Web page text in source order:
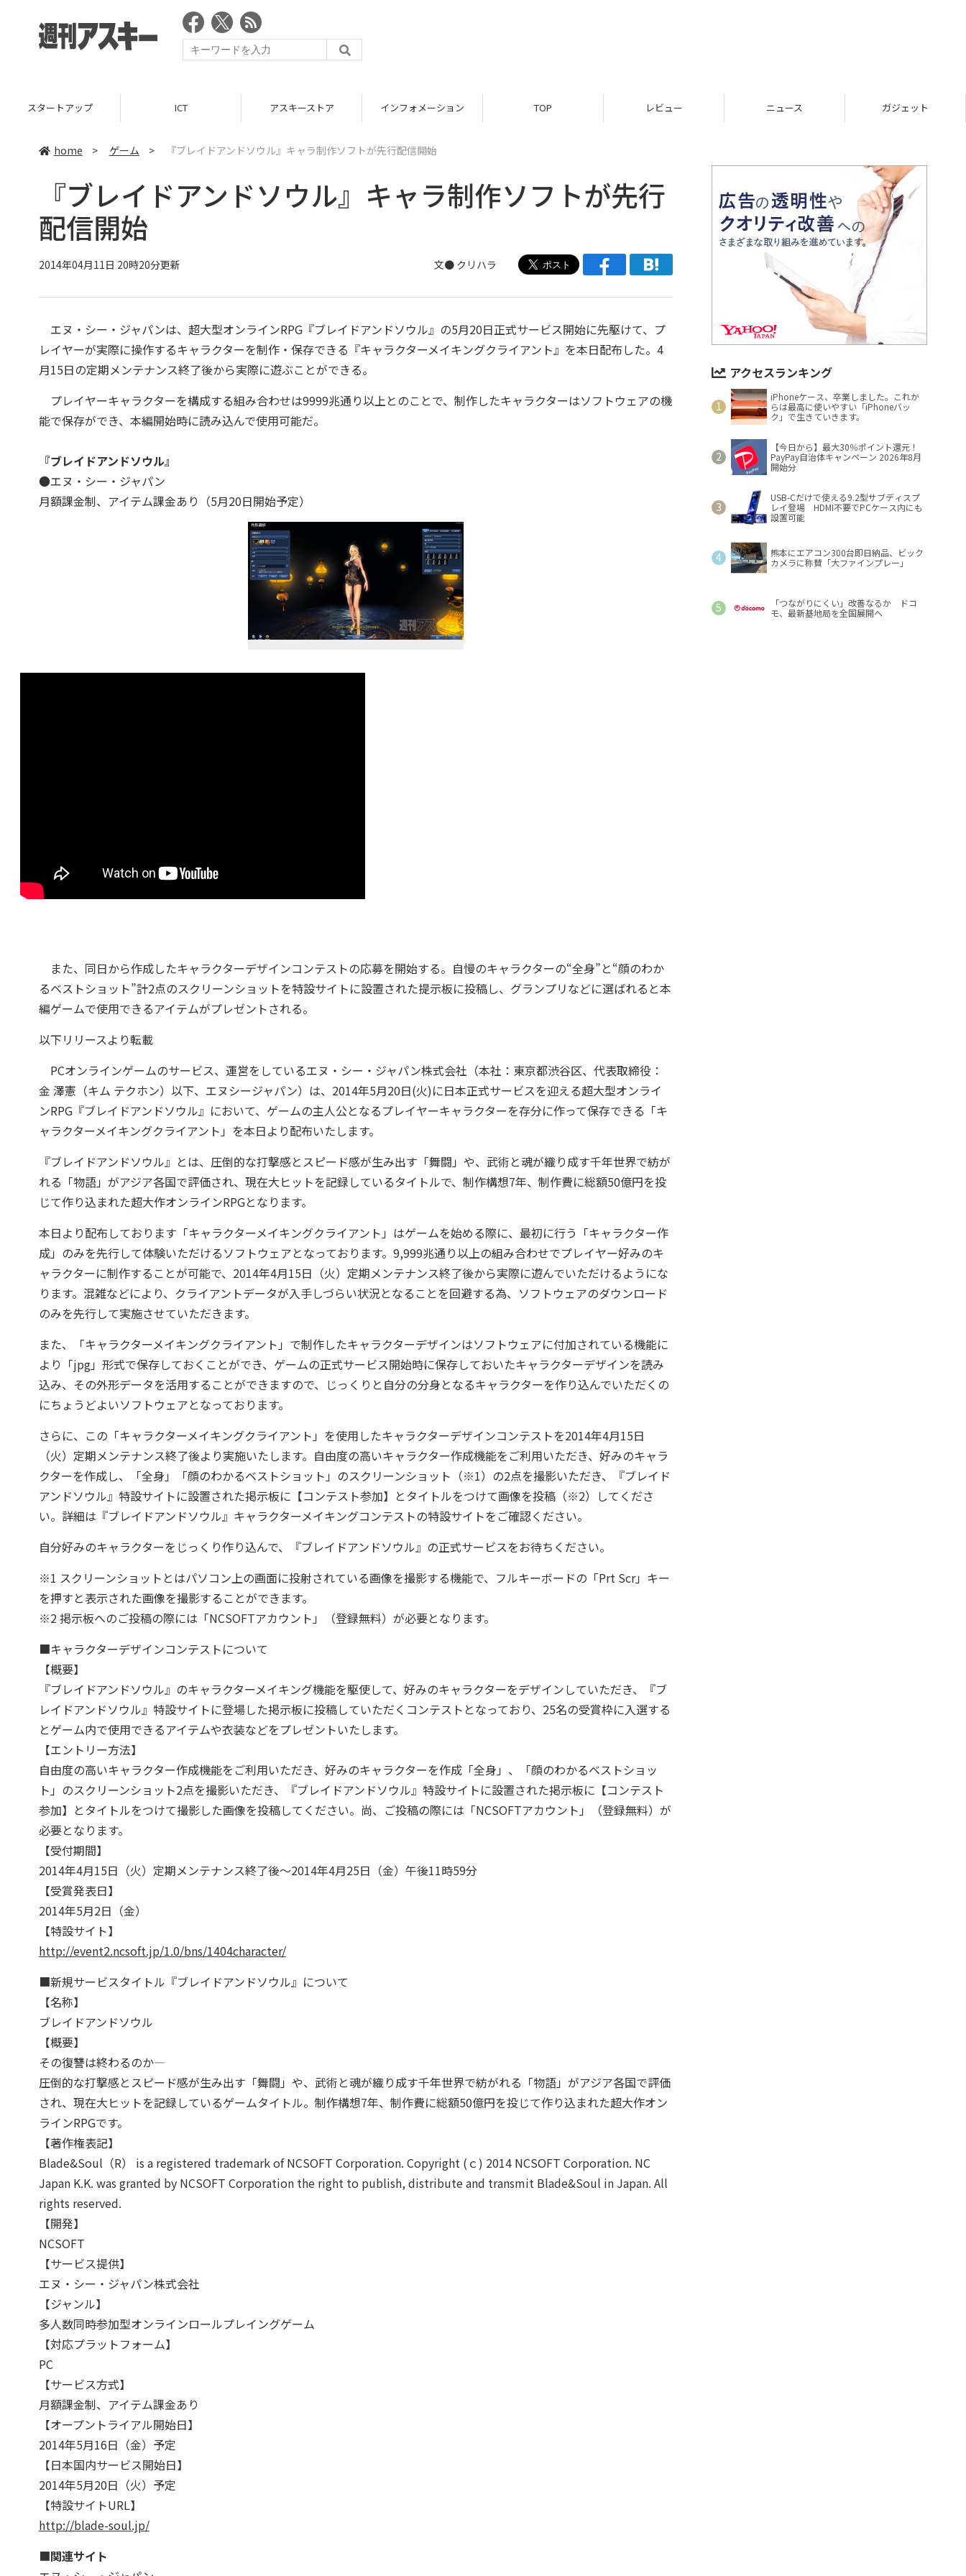
スタートアップ ICT アスキーストア インフォメーション TOP レビュー ニュース ガジェット
home > ゲーム > 『ブレイドアンドソウル』キャラ制作ソフトが先行配信開始
『ブレイドアンドソウル』キャラ制作ソフトが先行
配信開始
2014年04月11日 20時20分更新 文● クリハラ
エヌ・シー・ジャパンは、超大型オンラインRPG『ブレイドアンドソウル』の5月20日正式サービス開始に先駆けて、プ
レイヤーが実際に操作するキャラクターを制作・保存できる『キャラクターメイキングクライアント』を本日配布した。4
月15日の定期メンテナンス終了後から実際に遊ぶことができる。
プレイヤーキャラクターを構成する組み合わせは9999兆通り以上とのことで、制作したキャラクターはソフトウェアの機
能で保存ができ、本編開始時に読み込んで使用可能だ。
『ブレイドアンドソウル』
●エヌ・シー・ジャパン
月額課金制、アイテム課金あり（5月20日開始予定）
また、同日から作成したキャラクターデザインコンテストの応募を開始する。自慢のキャラクターの“全身”と“顔のわか
るベストショット”計2点のスクリーンショットを特設サイトに設置された提示板に投稿し、グランプリなどに選ばれると本
編ゲームで使用できるアイテムがプレゼントされる。
以下リリースより転載
PCオンラインゲームのサービス、運営をしているエヌ・シー・ジャパン株式会社（本社：東京都渋谷区、代表取締役：
金 澤憲（キム テクホン）以下、エヌシージャパン）は、2014年5月20日(火)に日本正式サービスを迎える超大型オンライ
ンRPG『ブレイドアンドソウル』において、ゲームの主人公となるプレイヤーキャラクターを存分に作って保存できる「キ
ャラクターメイキングクライアント」を本日より配布いたします。
『ブレイドアンドソウル』とは、圧倒的な打撃感とスピード感が生み出す「舞闘」や、武術と魂が織り成す千年世界で紡が
れる「物語」がアジア各国で評価され、現在大ヒットを記録しているタイトルで、制作構想7年、制作費に総額50億円を投
じて作り込まれた超大作オンラインRPGとなります。
本日より配布しております「キャラクターメイキングクライアント」はゲームを始める際に、最初に行う「キャラクター作
成」のみを先行して体験いただけるソフトウェアとなっております。9,999兆通り以上の組み合わせでプレイヤー好みのキ
ャラクターに制作することが可能で、2014年4月15日（火）定期メンテナンス終了後から実際に遊んでいただけるようにな
ります。混雑などにより、クライアントデータが入手しづらい状況となることを回避する為、ソフトウェアのダウンロード
のみを先行して実施させていただきます。
また、「キャラクターメイキングクライアント」で制作したキャラクターデザインはソフトウェアに付加されている機能に
より「jpg」形式で保存しておくことができ、ゲームの正式サービス開始時に保存しておいたキャラクターデザインを読み
込み、その外形データを活用することができますので、じっくりと自分の分身となるキャラクターを作り込んでいただくの
にちょうどよいソフトウェアとなっております。
さらに、この「キャラクターメイキングクライアント」を使用したキャラクターデザインコンテストを2014年4月15日
（火）定期メンテナンス終了後より実施いたします。自由度の高いキャラクター作成機能をご利用いただき、好みのキャラ
クターを作成し、「全身」「顔のわかるベストショット」のスクリーンショット（※1）の2点を撮影いただき、『ブレイド
アンドソウル』特設サイトに設置された掲示板に【コンテスト参加】とタイトルをつけて画像を投稿（※2）してくださ
い。詳細は『ブレイドアンドソウル』キャラクターメイキングコンテストの特設サイトをご確認ください。
自分好みのキャラクターをじっくり作り込んで、『ブレイドアンドソウル』の正式サービスをお待ちください。
※1 スクリーンショットとはパソコン上の画面に投射されている画像を撮影する機能で、フルキーボードの「Prt Scr」キー
を押すと表示された画像を撮影することができます。
※2 掲示板へのご投稿の際には「NCSOFTアカウント」（登録無料）が必要となります。
■キャラクターデザインコンテストについて
【概要】
『ブレイドアンドソウル』のキャラクターメイキング機能を駆使して、好みのキャラクターをデザインしていただき、『ブ
レイドアンドソウル』特設サイトに登場した掲示板に投稿していただくコンテストとなっており、25名の受賞枠に入選する
とゲーム内で使用できるアイテムや衣装などをプレゼントいたします。
【エントリー方法】
自由度の高いキャラクター作成機能をご利用いただき、好みのキャラクターを作成「全身」、「顔のわかるベストショッ
ト」のスクリーンショット2点を撮影いただき、『ブレイドアンドソウル』特設サイトに設置された掲示板に【コンテスト
参加】とタイトルをつけて撮影した画像を投稿してください。尚、ご投稿の際には「NCSOFTアカウント」（登録無料）が
必要となります。
【受付期間】
2014年4月15日（火）定期メンテナンス終了後～2014年4月25日（金）午後11時59分
【受賞発表日】
2014年5月2日（金）
【特設サイト】
http://event2.ncsoft.jp/1.0/bns/1404character/
■新規サービスタイトル『ブレイドアンドソウル』について
【名称】
ブレイドアンドソウル
【概要】
その復讐は終わるのか―
圧倒的な打撃感とスピード感が生み出す「舞闘」や、武術と魂が織り成す千年世界で紡がれる「物語」がアジア各国で評価
され、現在大ヒットを記録しているゲームタイトル。制作構想7年、制作費に総額50億円を投じて作り込まれた超大作オン
ラインRPGです。
【著作権表記】
Blade&Soul（R） is a registered trademark of NCSOFT Corporation. Copyright (ｃ) 2014 NCSOFT Corporation. NC
Japan K.K. was granted by NCSOFT Corporation the right to publish, distribute and transmit Blade&Soul in Japan. All
rights reserved.
【開発】
NCSOFT
【サービス提供】
エヌ・シー・ジャパン株式会社
【ジャンル】
多人数同時参加型オンラインロールプレイングゲーム
【対応プラットフォーム】
PC
【サービス方式】
月額課金制、アイテム課金あり
【オープントライアル開始日】
2014年5月16日（金）予定
【日本国内サービス開始日】
2014年5月20日（火）予定
【特設サイトURL】
http://blade-soul.jp/
■関連サイト
アクセスランキング
iPhoneケース、卒業しました。これか
らは最高に使いやすい「iPhoneバッ
ク」で生きていきます。
【今日から】最大30％ポイント還元！
PayPay自治体キャンペーン 2026年8月
開始分
USB-Cだけで使える9.2型サブディスプ
レイ登場 HDMI不要でPCケース内にも
設置可能
熊本にエアコン300台即日納品、ビック
カメラに称賛「大ファインプレー」
「つながりにくい」改善なるか ドコ
モ、最新基地局を全国展開へ